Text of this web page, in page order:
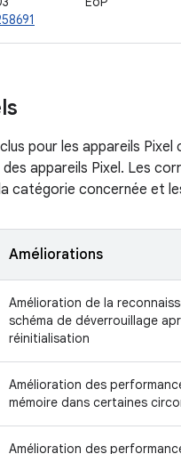
pour les appareils Pixel
appareils Pixel. Les
catégorie concernée et
Améliorations
Amélioration de la
schéma de déverrouillage
réinitialisation
Amélioration des
mémoire dans certaines
Amélioration des